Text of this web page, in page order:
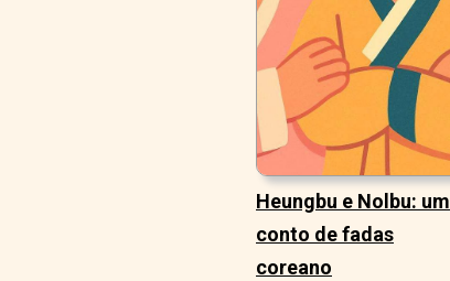
Heungbu e Nolbu: um
conto de fadas
coreano